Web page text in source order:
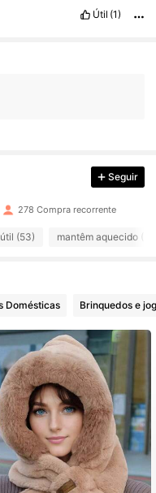
Útil (1)
Seguir
278 Compra recorrente
útil (53) mantêm aquecido
Domésticas Brinquedos e